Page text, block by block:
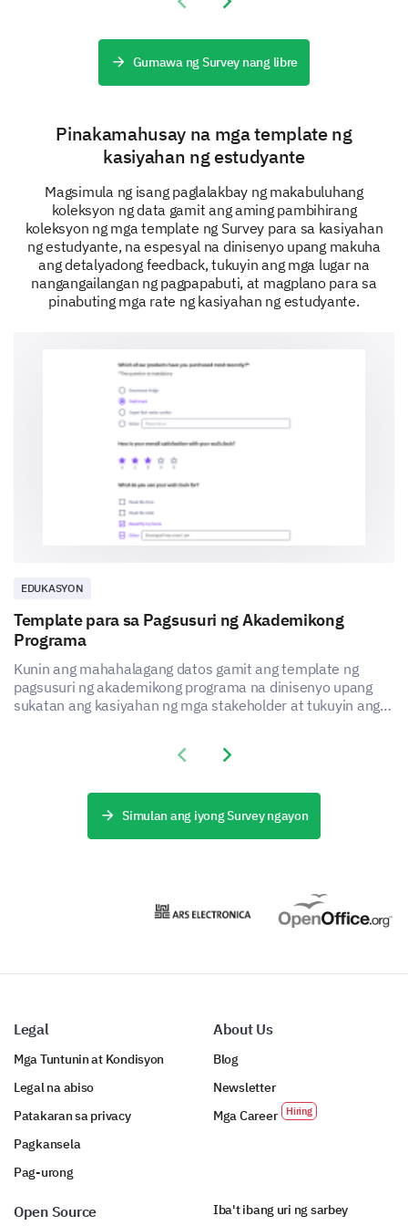
We're almost done. Kindly help us understand your
overall experience as an intern.
Would you recommend our internship program
to others?
Yes Maybe No
Please provide any additional comments or
Gumawa ng Survey nang libre
Pinakamahusay na mga template ng
kasiyahan ng estudyante
Magsimula ng isang paglalakbay ng makabuluhang
koleksyon ng data gamit ang aming pambihirang
koleksyon ng mga template ng Survey para sa kasiyahan
ng estudyante, na espesyal na dinisenyo upang makuha
ang detalyadong feedback, tukuyin ang mga lugar na
nangangailangan ng pagpapabuti, at magplano para sa
pinabuting mga rate ng kasiyahan ng estudyante.
EDUKASYON
Template para sa Pagsusuri ng Akademikong
Programa
Kunin ang mahahalagang datos gamit ang template ng
pagsusuri ng akademikong programa na dinisenyo upang
sukatan ang kasiyahan ng mga stakeholder at tukuyin ang
Previous slide
Next slide
Simulan ang iyong Survey ngayon
Legal
Mga Tuntunin at Kondisyon
Legal na abiso
Patakaran sa privacy
Pagkansela
Pag-urong
About Us
Blog
Newsletter
Mga Career
Open Source Iba't ibang uri ng sarbey